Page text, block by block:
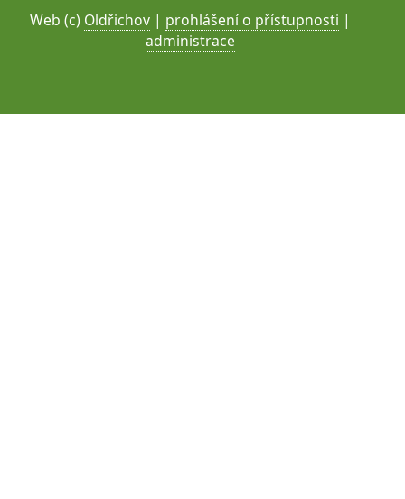
Web (c) Oldřichov | prohlášení o přístupnosti |
administrace